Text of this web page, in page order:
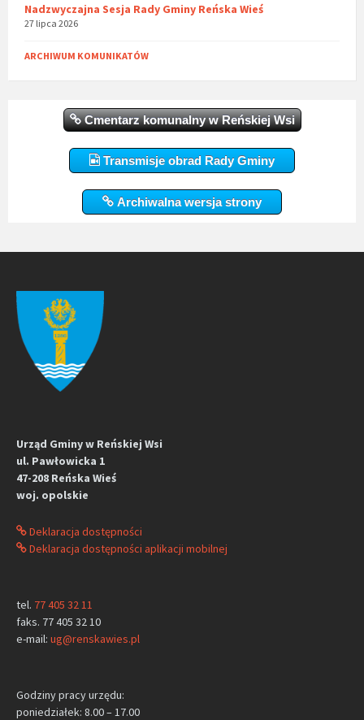
Nadzwyczajna Sesja Rady Gminy Reńska Wieś
27 lipca 2026
ARCHIWUM KOMUNIKATÓW
Cmentarz komunalny w Reńskiej Wsi
Transmisje obrad Rady Gminy
Archiwalna wersja strony
Urząd Gminy w Reńskiej Wsi
ul. Pawłowicka 1
47-208 Reńska Wieś
woj. opolskie
Deklaracja dostępności
Deklaracja dostępności aplikacji mobilnej
tel. 77 405 32 11
faks. 77 405 32 10
e-mail: ug@renskawies.pl
Godziny pracy urzędu:
poniedziałek: 8.00 – 17.00